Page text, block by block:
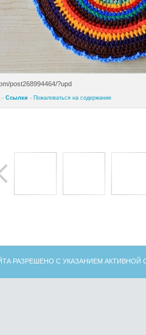
post268994464/?upd
- Ссылки - Пожаловаться на содержание
РАЗРЕШЕНО С УКАЗАНИЕМ АКТИВНОЙ